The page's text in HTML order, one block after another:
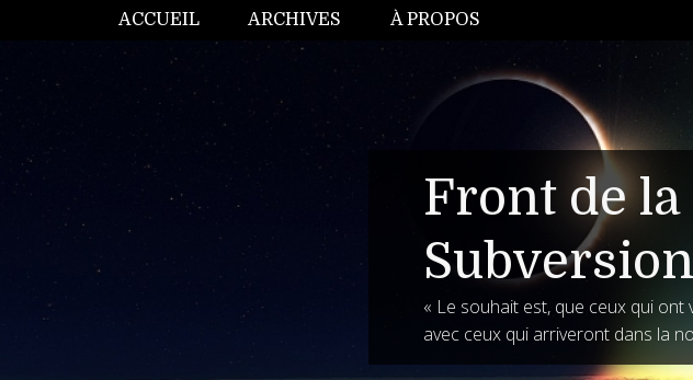
ACCUEIL ARCHIVES À PROPOS
Front de
Subversion
« Le souhait est, que ceux qui
avec ceux qui arriveront dans la